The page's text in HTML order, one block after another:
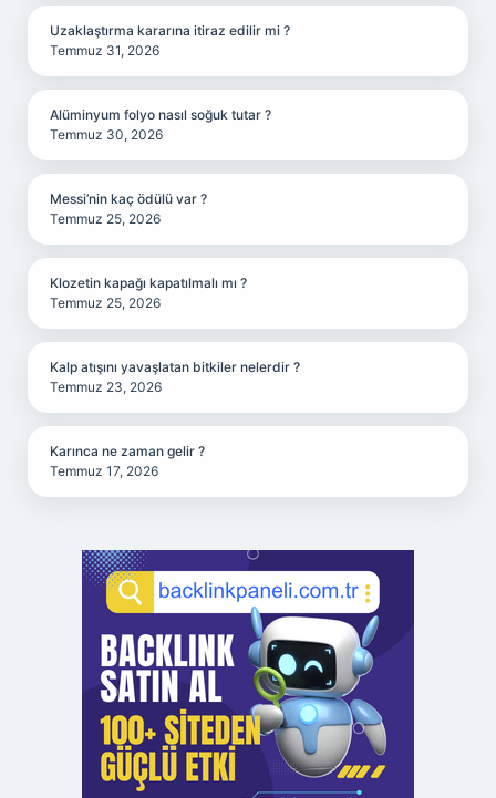
Uzaklaştırma kararına itiraz edilir mi ?
Temmuz 31, 2026
Alüminyum folyo nasıl soğuk tutar ?
Temmuz 30, 2026
Messi’nin kaç ödülü var ?
Temmuz 25, 2026
Klozetin kapağı kapatılmalı mı ?
Temmuz 25, 2026
Kalp atışını yavaşlatan bitkiler nelerdir ?
Temmuz 23, 2026
Karınca ne zaman gelir ?
Temmuz 17, 2026